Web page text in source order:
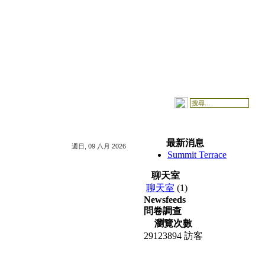
週日, 09 八月 2026
最新消息
Summit Terrace
聊天室
聊天室 (1)
Newsfeeds
問卷調查
瀏覽次數
29123894 訪客